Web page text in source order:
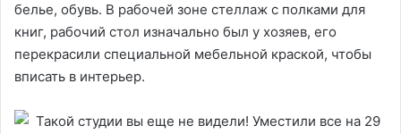
белье, обувь. В рабочей зоне стеллаж с полками для
книг, рабочий стол изначально был у хозяев, его
перекрасили специальной мебельной краской, чтобы
вписать в интерьер.